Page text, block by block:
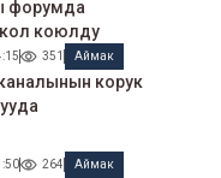
форумда
коюлду
351 Аймак
корук
264 Аймак